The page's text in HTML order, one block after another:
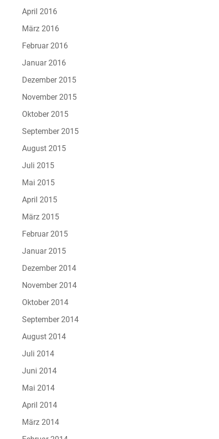
April 2016
März 2016
Februar 2016
Januar 2016
Dezember 2015
November 2015
Oktober 2015
September 2015
August 2015
Juli 2015
Mai 2015
April 2015
März 2015
Februar 2015
Januar 2015
Dezember 2014
November 2014
Oktober 2014
September 2014
August 2014
Juli 2014
Juni 2014
Mai 2014
April 2014
März 2014